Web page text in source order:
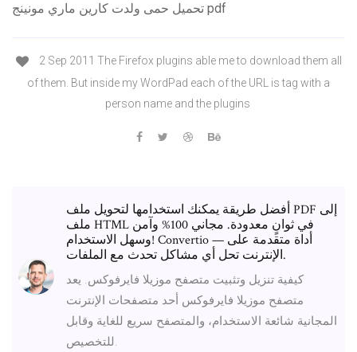
تحميل حمى ولدت كارين ماري مونينج pdf
2 Sep 2011 The Firefox plugins able me to download them all
of them. But inside my WordPad each of the URL is tag with a
person name and the plugins
أفضل طريقة يمكنك استخدامها لتحويل ملف PDF إلى
ملف HTML في ثوانٍ معدودة. مجاني 100% وآمن
وسهل الاستخدام! Convertio — أداة متقدمة على
الإنترنت تحل أي مشاكل تحدث مع الملفات.
كيفية تنزيل وتثبيت متصفح موزيلا فايرفوكس. يعد
متصفح موزيلا فايرفوكس أحد متصفحات الإنترنت
المجانية شائعة الاستخدام، والمتصفح سريع للغاية وقابل
للتخصيص.